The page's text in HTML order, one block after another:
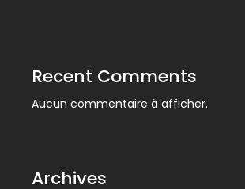
Recent Comments
Aucun commentaire à afficher.
Archives